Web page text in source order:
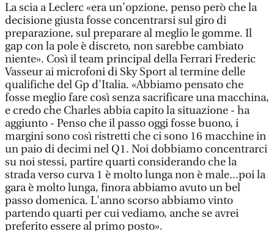
La scia a Leclerc «era un'opzione, penso però che la
decisione giusta fosse concentrarsi sul giro di
preparazione, sul preparare al meglio le gomme. Il
gap con la pole è discreto, non sarebbe cambiato
niente». Così il team principal della Ferrari Frederic
Vasseur ai microfoni di Sky Sport al termine delle
qualifiche del Gp d'Italia. «Abbiamo pensato che
fosse meglio fare così senza sacrificare una macchina,
e credo che Charles abbia capito la situazione - ha
aggiunto - Penso che il passo oggi fosse buono, i
margini sono così ristretti che ci sono 16 macchine in
un paio di decimi nel Q1. Noi dobbiamo concentrarci
su noi stessi, partire quarti considerando che la
strada verso curva 1 è molto lunga non è male...poi la
gara è molto lunga, finora abbiamo avuto un bel
passo domenica. L'anno scorso abbiamo vinto
partendo quarti per cui vediamo, anche se avrei
preferito essere al primo posto».